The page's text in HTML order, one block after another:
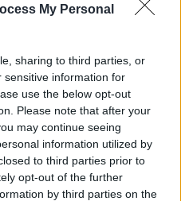
My Personal
sharing to third parties, or
sensitive information for
use the below opt-out
Please note that after your
may continue seeing
information utilized by
to third parties prior to
opt-out of the further
by third parties on the
they tighten the noose
la corde